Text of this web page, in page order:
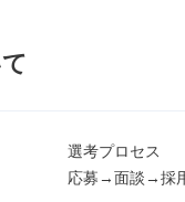
選考プロセス
応募→面談→採